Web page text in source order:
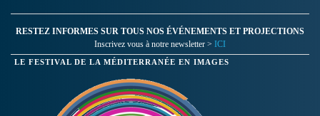
RESTEZ INFORMES SUR TOUS NOS ÉVÉNEMENTS ET PROJECTIONS
Inscrivez vous à notre newsletter > ICI
LE FESTIVAL DE LA MÉDITERRANÉE EN IMAGES